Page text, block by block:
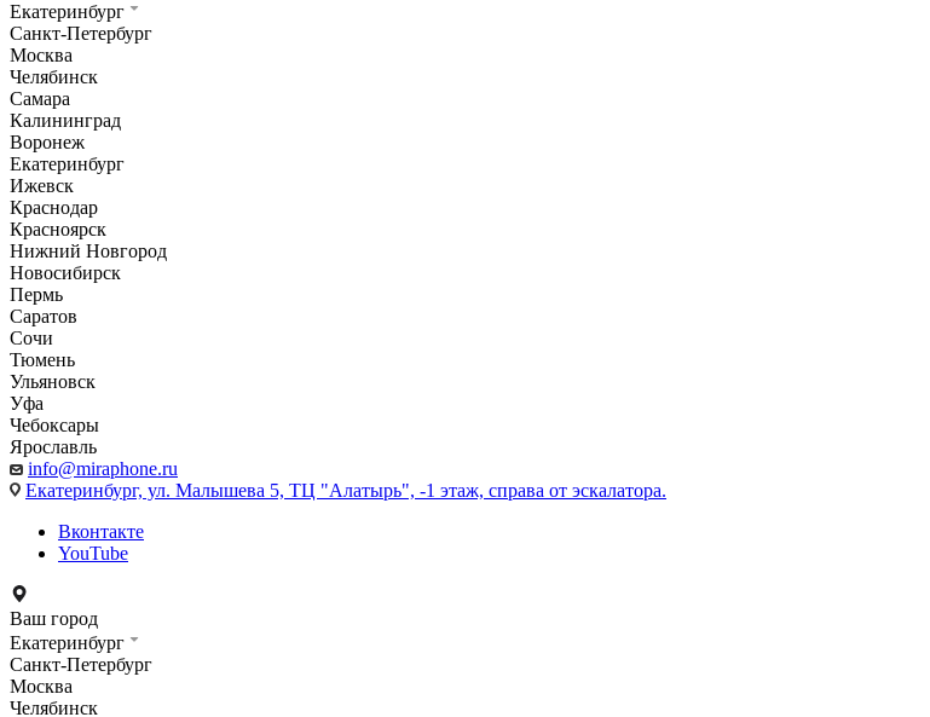
Екатеринбург
Санкт-Петербург
Москва
Челябинск
Самара
Калининград
Воронеж
Екатеринбург
Ижевск
Краснодар
Красноярск
Нижний Новгород
Новосибирск
Пермь
Саратов
Сочи
Тюмень
Ульяновск
Уфа
Чебоксары
Ярославль
info@miraphone.ru
Екатеринбург, ул. Малышева 5, ТЦ "Алатырь", -1 этаж, справа от эскалатора.
Вконтакте
YouTube
Ваш город
Екатеринбург
Санкт-Петербург
Москва
Челябинск